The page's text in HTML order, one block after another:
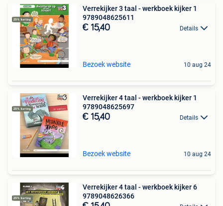
Verrekijker 3 taal - werkboek kijker 1
9789048625611
€ 15,40 Details
Bezoek website 10 aug 24
Verrekijker 4 taal - werkboek kijker 1
9789048625697
€ 15,40 Details
Bezoek website 10 aug 24
Verrekijker 4 taal - werkboek kijker 6
9789048626366